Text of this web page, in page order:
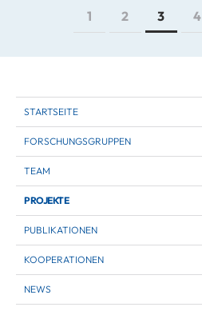
1 2 3 4
STARTSEITE
FORSCHUNGSGRUPPEN
TEAM
PROJEKTE
PUBLIKATIONEN
KOOPERATIONEN
NEWS